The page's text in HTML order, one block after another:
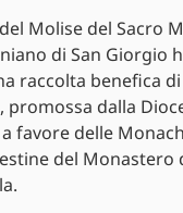
Molise del Sacro
di San Giorgio
raccolta benefica
promossa dalla
favore delle
del Monastero